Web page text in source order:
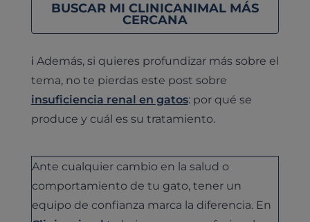
BUSCAR MI CLINICANIMAL MÁS
CERCANA
ℹ️ Además, si quieres profundizar más sobre el
tema, no te pierdas este post sobre
insuficiencia renal en gatos: por qué se
produce y cuál es su tratamiento.
Ante cualquier cambio en la salud o
comportamiento de tu gato, tener un
equipo de confianza marca la diferencia. En